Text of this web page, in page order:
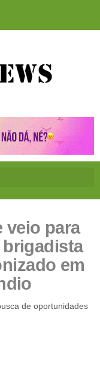
veio para
brigadista
em
de oportunidades